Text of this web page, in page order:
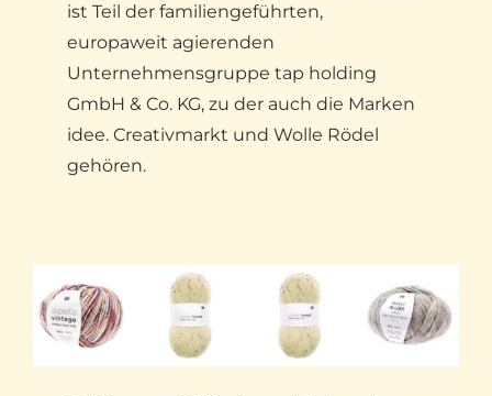
ist Teil der familiengeführten,
europaweit agierenden
Unternehmensgruppe tap holding
GmbH & Co. KG, zu der auch die Marken
idee. Creativmarkt und Wolle Rödel
gehören.